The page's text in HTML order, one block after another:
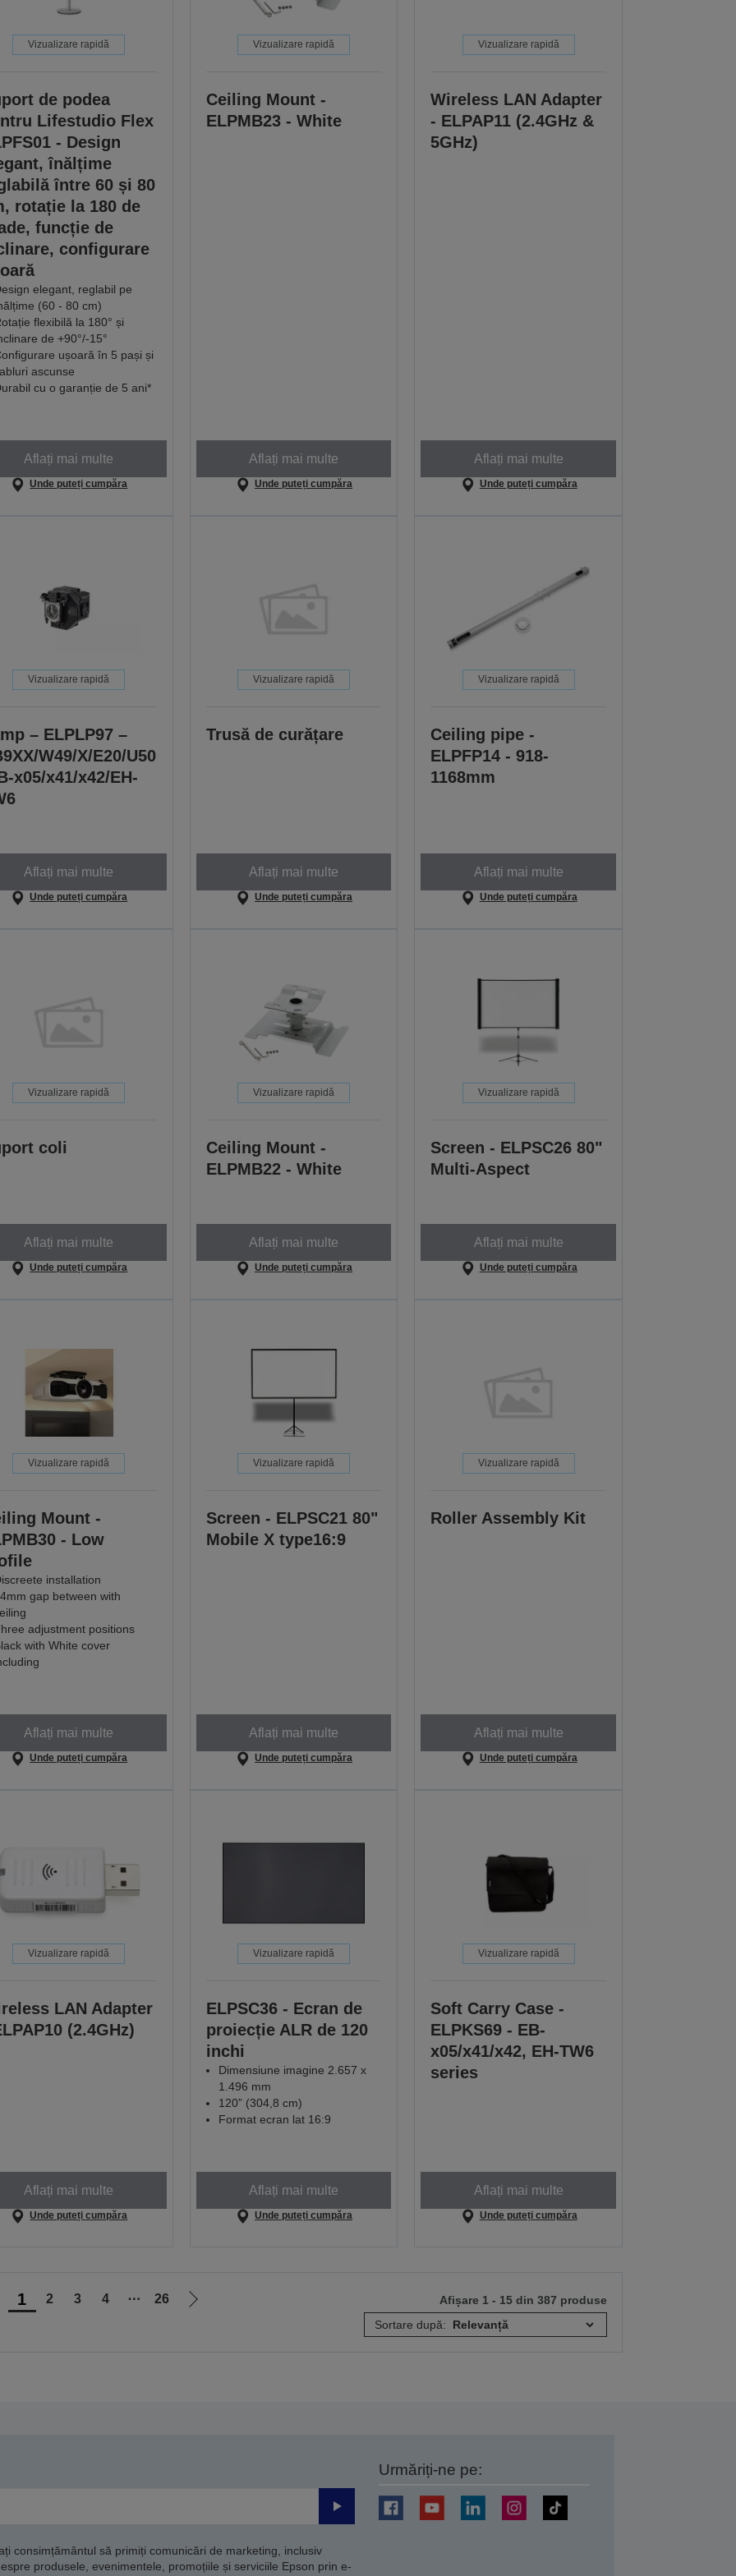
Vizualizare rapidă
de podea
Lifestudio Flex
- Design
înălțime
între 60 și 80
rotație la 180 de
funcție de
configurare
elegant, reglabil pe
(60 - 80 cm)
flexibilă la 180° și
de +90°/-15°
ușoară în 5 pași și
ascunse
cu o garanție de 5 ani*
Aflați mai multe
Unde puteți cumpăra
Vizualizare rapidă
Ceiling Mount -
ELPMB23 - White
Aflați mai multe
Unde puteți cumpăra
Vizualizare rapidă
Wireless LAN Adapter
- ELPAP11 (2.4GHz &
5GHz)
Aflați mai multe
Unde puteți cumpăra
Vizualizare rapidă
– ELPLP97 –
W49/X/E20/U50
x05/x41/x42/EH-
Aflați mai multe
Unde puteți cumpăra
Vizualizare rapidă
Trusă de curățare
Aflați mai multe
Unde puteți cumpăra
Vizualizare rapidă
Ceiling pipe -
ELPFP14 - 918-
1168mm
Aflați mai multe
Unde puteți cumpăra
Vizualizare rapidă
coli
Aflați mai multe
Unde puteți cumpăra
Vizualizare rapidă
Ceiling Mount -
ELPMB22 - White
Aflați mai multe
Unde puteți cumpăra
Vizualizare rapidă
Screen - ELPSC26 80"
Multi-Aspect
Aflați mai multe
Unde puteți cumpăra
Vizualizare rapidă
Mount -
- Low
installation
gap between with
adjustment positions
with White cover
Aflați mai multe
Unde puteți cumpăra
Vizualizare rapidă
Screen - ELPSC21 80"
Mobile X type16:9
Aflați mai multe
Unde puteți cumpăra
Vizualizare rapidă
Roller Assembly Kit
Aflați mai multe
Unde puteți cumpăra
Vizualizare rapidă
LAN Adapter
(2.4GHz)
Aflați mai multe
Unde puteți cumpăra
Vizualizare rapidă
ELPSC36 - Ecran de
proiecție ALR de 120
inchi
Dimensiune imagine 2.657 x
1.496 mm
120” (304,8 cm)
Format ecran lat 16:9
Aflați mai multe
Unde puteți cumpăra
Vizualizare rapidă
Soft Carry Case -
ELPKS69 - EB-
x05/x41/x42, EH-TW6
series
Aflați mai multe
Unde puteți cumpăra
1 2 3 4 ⋯ 26
Mergi
Afișare 1 - 15 din 387 produse
Sortare după:
Trimiteți
consimțământul să primiți comunicări de marketing, inclusiv
produsele, evenimentele, promoțiile și serviciile Epson prin e-
Urmăriți-ne pe: